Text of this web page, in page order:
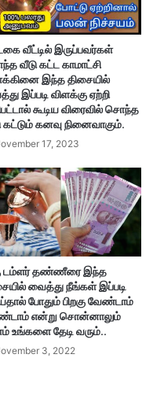
வீட்டில் இருப்பவர்கள்
வீடு கட்ட காமாட்சி
இந்த திசையில்
இப்படி விளக்கு ஏற்றி
கூடிய விரைவில் சொந்த
கட்டும் கனவு நினைவாகும்.
17, 2023
டம்ளர் தண்ணீரை இந்த
வைத்து நீங்கள் இப்படி
போதும் பிறகு வேண்டாம்
என்று சொன்னாலும்
உங்களை தேடி வரும்..
3, 2022